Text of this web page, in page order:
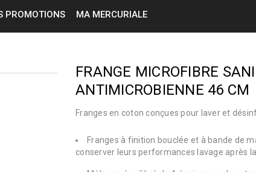
PROMOTIONS MA MERCURIALE
FRANGE MICROFIBRE
ANTIMICROBIENNE 46 CM
Franges en coton conçues pour laver et
Franges à finition bouclée et à bande de
conserver leurs performances lavage après